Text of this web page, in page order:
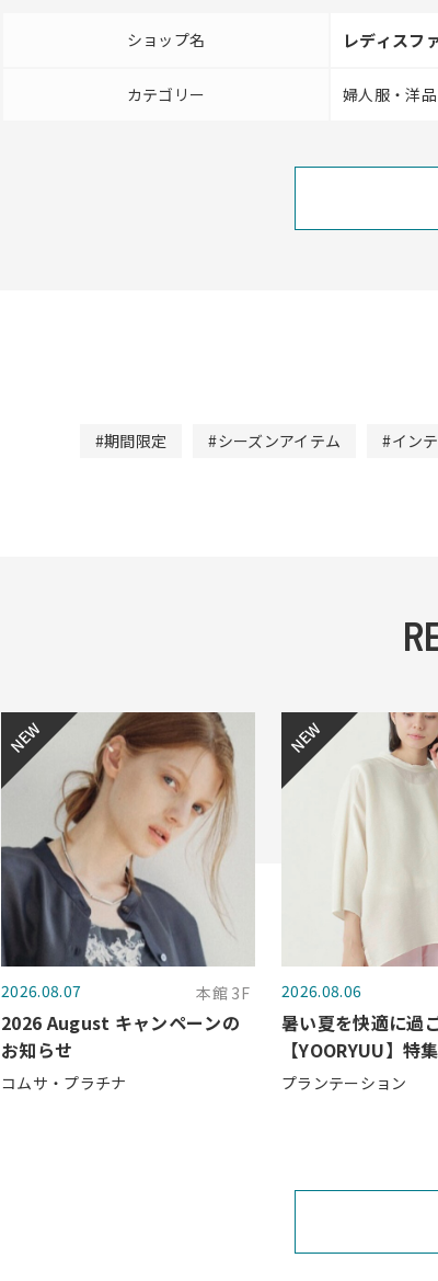
ショップ名 レディスフ
カテゴリー 婦人服・洋品
#期間限定 #シーズンアイテム #イン
NEW
2026.08.07 本館 3F
2026 August キャンペーンの
お知らせ
コムサ・プラチナ
NEW
2026.08.06
暑い夏を快適に過
【YOORYUU】特
プランテーション